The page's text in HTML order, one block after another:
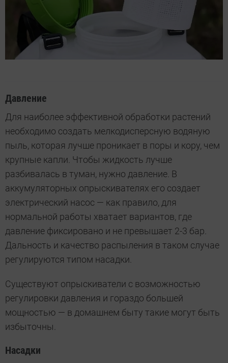
Давление
Для наиболее эффективной обработки растений
необходимо создать мелкодисперсную водяную
пыль, которая лучше проникает в поры и кору, чем
крупные капли. Чтобы жидкость лучше
разбивалась в туман, нужно давление. В
аккумуляторных опрыскивателях его создает
электрический насос — как правило, для
нормальной работы хватает вариантов, где
давление фиксировано и не превышает 2-3 бар.
Дальность и качество распыления в таком случае
регулируются типом насадки.
Существуют опрыскиватели с возможностью
регулировки давления и гораздо большей
мощностью — в домашнем быту такие могут быть
избыточны.
Насадки